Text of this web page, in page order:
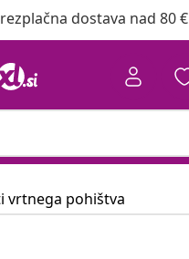
dostava nad 80 €
vrtnega pohištva